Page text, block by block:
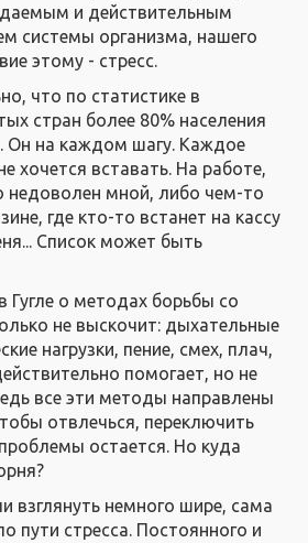
и действительным
системы организма, нашего
этому - стресс.
что по статистике в
стран более 80% населения
Он на каждом шагу. Каждое
хочется вставать. На работе,
недоволен мной, либо чем-то
где кто-то встанет на кассу
Список может быть
Гугле о методах борьбы со
не выскочит: дыхательные
нагрузки, пение, смех, плач,
помогает, но не
все эти методы направлены
отвлечься, переключить
остается. Но куда
взглянуть немного шире, сама
пути стресса. Постоянного и